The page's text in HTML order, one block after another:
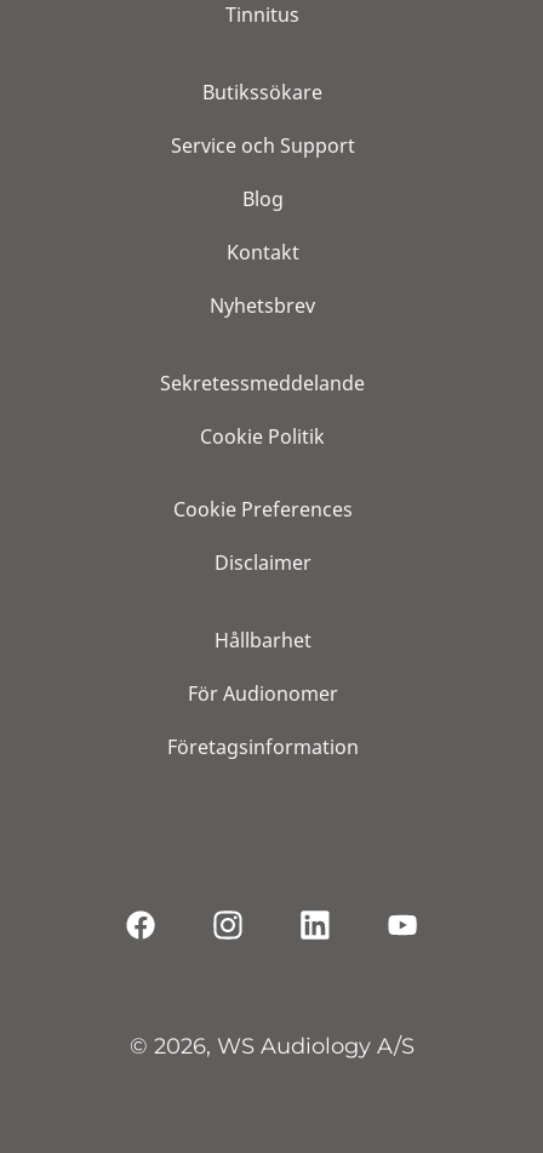
Tinnitus
Butikssökare
Service och Support
Blog
Kontakt
Nyhetsbrev
Sekretessmeddelande
Cookie Politik
Cookie Preferences
Disclaimer
Hållbarhet
För Audionomer
Företagsinformation
© 2026, WS Audiology A/S